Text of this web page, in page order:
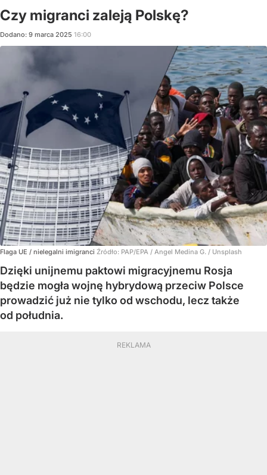
Czy migranci zaleją Polskę?
Dodano: 9 marca 2025 16:00
Flaga UE / nielegalni imigranci Źródło: PAP/EPA / Angel Medina G. / Unsplash
Dzięki unijnemu paktowi migracyjnemu Rosja
będzie mogła wojnę hybrydową przeciw Polsce
prowadzić już nie tylko od wschodu, lecz także
od południa.